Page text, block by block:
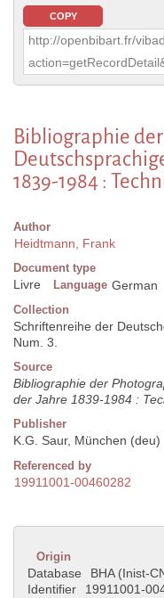
COPY
http://openbibart.fr/
Bibliographie
1839-1984 :
Author
Heidtmann, Frank
Document type
Livre Language German
Collection
Schriftenreihe der
Num. 3.
Source
Bibliographie der
der Jahre 1839-1984 :
Publisher
K.G. Saur, München (deu)
Referenced by
19911001-00460282
Origin
Database
BHA (Inist-
Identifier
19911001-